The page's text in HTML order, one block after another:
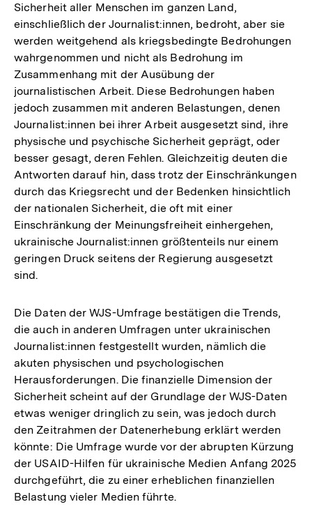
Sicherheit aller Menschen im ganzen Land,
einschließlich der Journalist:innen, bedroht, aber sie
werden weitgehend als kriegsbedingte Bedrohungen
wahrgenommen und nicht als Bedrohung im
Zusammenhang mit der Ausübung der
journalistischen Arbeit. Diese Bedrohungen haben
jedoch zusammen mit anderen Belastungen, denen
Journalist:innen bei ihrer Arbeit ausgesetzt sind, ihre
physische und psychische Sicherheit geprägt, oder
besser gesagt, deren Fehlen. Gleichzeitig deuten die
Antworten darauf hin, dass trotz der Einschränkungen
durch das Kriegsrecht und der Bedenken hinsichtlich
der nationalen Sicherheit, die oft mit einer
Einschränkung der Meinungsfreiheit einhergehen,
ukrainische Journalist:innen größtenteils nur einem
geringen Druck seitens der Regierung ausgesetzt
sind.
Die Daten der WJS-Umfrage bestätigen die Trends,
die auch in anderen Umfragen unter ukrainischen
Journalist:innen festgestellt wurden, nämlich die
akuten physischen und psychologischen
Herausforderungen. Die finanzielle Dimension der
Sicherheit scheint auf der Grundlage der WJS-Daten
etwas weniger dringlich zu sein, was jedoch durch
den Zeitrahmen der Datenerhebung erklärt werden
könnte: Die Umfrage wurde vor der abrupten Kürzung
der USAID-Hilfen für ukrainische Medien Anfang 2025
durchgeführt, die zu einer erheblichen finanziellen
Belastung vieler Medien führte.